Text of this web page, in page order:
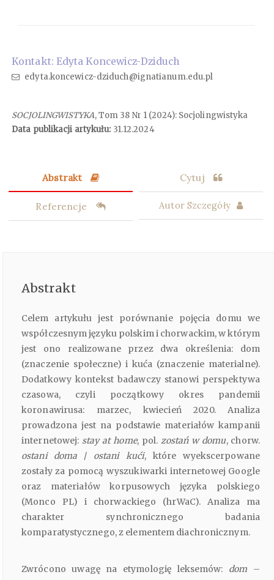
Kontakt: Edyta Koncewicz-Dziduch
edyta.koncewicz-dziduch@ignatianum.edu.pl
SOCJOLINGWISTYKA, Tom 38 Nr 1 (2024): Socjolingwistyka
Data publikacji artykułu: 31.12.2024
Abstrakt Cytuj
Referencje Autor Szczegóły
Abstrakt
Celem artykułu jest porównanie pojęcia domu we
współczesnym języku polskim i chorwackim, w którym
jest ono realizowane przez dwa określenia: dom
(znaczenie społeczne) i kuća (znaczenie materialne).
Dodatkowy kontekst badawczy stanowi perspektywa
czasowa, czyli początkowy okres pandemii
koronawirusa: marzec, kwiecień 2020. Analiza
prowadzona jest na podstawie materiałów kampanii
internetowej: stay at home, pol. zostań w domu, chorw.
ostani doma / ostani kući, które wyekscerpowane
zostały za pomocą wyszukiwarki internetowej Google
oraz materiałów korpusowych języka polskiego
(Monco PL) i chorwackiego (hrWaC). Analiza ma
charakter synchronicznego badania
komparatystycznego, z elementem diachronicznym.
Zwrócono uwagę na etymologię leksemów: dom –